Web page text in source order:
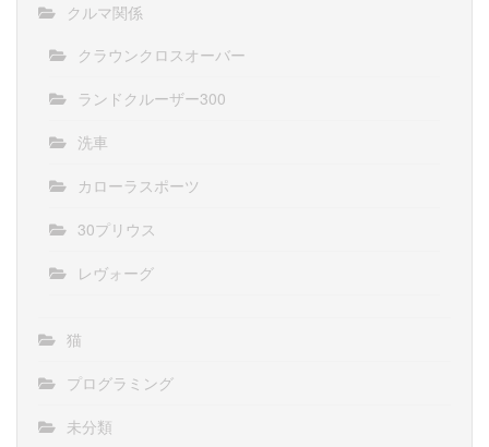
クルマ関係
クラウンクロスオーバー
ランドクルーザー300
洗車
カローラスポーツ
30プリウス
レヴォーグ
猫
プログラミング
未分類